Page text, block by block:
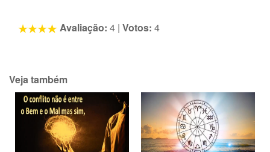
Avaliação: 4| Votos: 4
Veja também